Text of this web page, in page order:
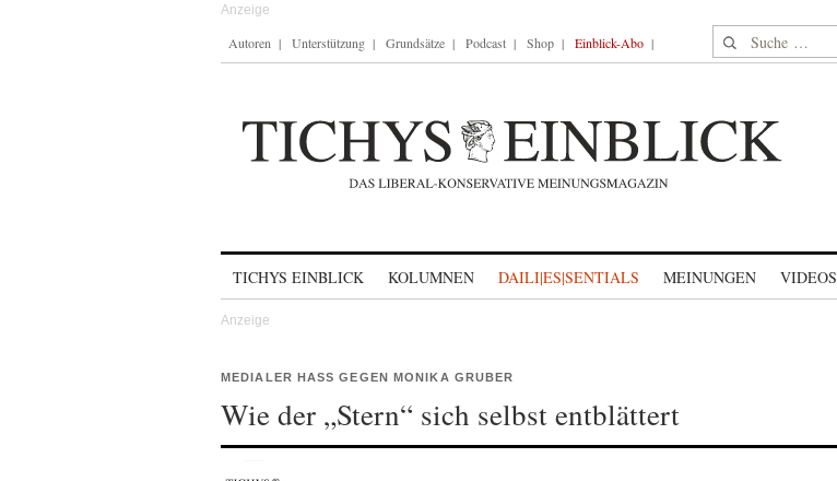
Autoren Unterstützung Grundsätze Podcast Shop Einblick-Abo Suche nach:
TICHYS EINBLICK KOLUMNEN DAILI|ES|SENTIALS MEINUNGEN VIDEOS
MEDIALER HASS GEGEN MONIKA GRUBER
Wie der „Stern“ sich selbst entblättert